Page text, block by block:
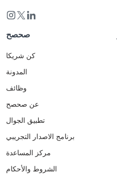
صحصح
كن شريكا
المدونة
وظائف
عن صحصح
تطبيق الجوال
برنامج الاصدار التجريبي
مركز المساعدة
الشروط والأحكام